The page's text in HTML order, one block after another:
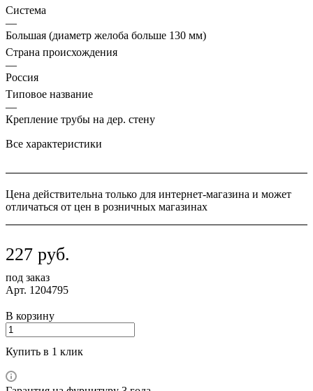
Система
—
Большая (диаметр желоба больше 130 мм)
Страна происхождения
—
Россия
Типовое название
—
Крепление трубы на дер. стену
Все характеристики
Цена действительна только для интернет-магазина и может
отличаться от цен в розничных магазинах
227 руб.
под заказ
Арт. 1204795
В корзину
Купить в 1 клик